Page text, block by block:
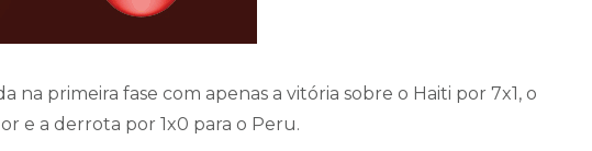
na primeira fase com apenas a vitória sobre o Haiti por 7x1, o
e a derrota por 1x0 para o Peru.